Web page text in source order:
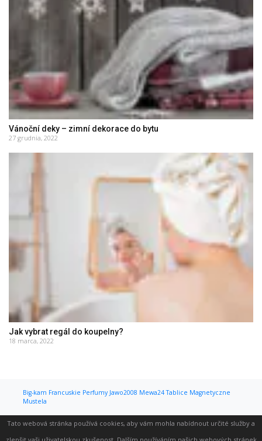
Vánoční deky – zimní dekorace do bytu
27 grudnia, 2022
Jak vybrat regál do koupelny?
18 marca, 2022
Big-kam Francuskie Perfumy Jawo2008 Mewa24 Tablice Magnetyczne
Mustela
Tato webová stránka používá cookies, aby vám mohla nabídnout určité služby a